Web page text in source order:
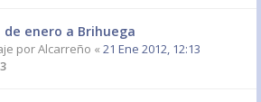
de enero a Brihuega
porAlcarreño « 21 Ene 2012, 12:13
3